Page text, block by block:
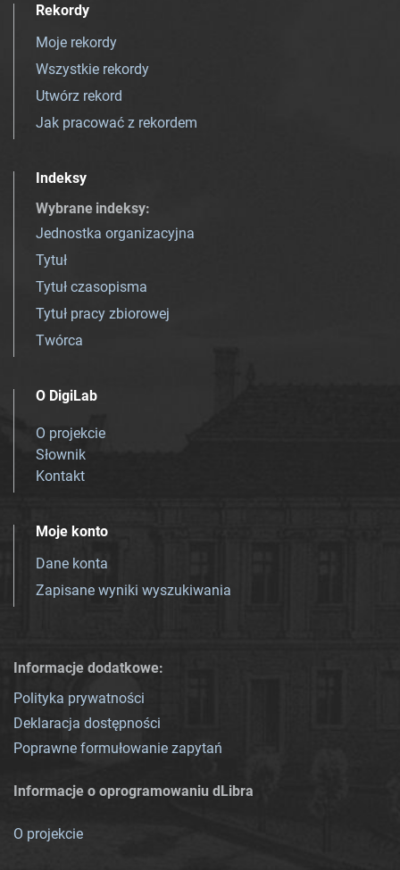
Rekordy
Moje rekordy
Wszystkie rekordy
Utwórz rekord
Jak pracować z rekordem
Indeksy
Wybrane indeksy:
Jednostka organizacyjna
Tytuł
Tytuł czasopisma
Tytuł pracy zbiorowej
Twórca
O DigiLab
O projekcie
Słownik
Kontakt
Moje konto
Dane konta
Zapisane wyniki wyszukiwania
Informacje dodatkowe:
Polityka prywatności
Deklaracja dostępności
Poprawne formułowanie zapytań
Informacje o oprogramowaniu dLibra
O projekcie